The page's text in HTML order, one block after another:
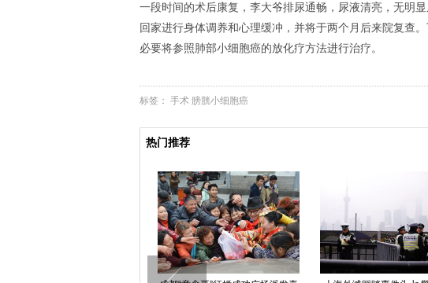
一段时间的术后康复，李大爷排尿通畅，尿液清亮，无明
回家进行身体调养和心理缓冲，并将于两个月后来院复查
必要将参照肺部小细胞癌的放化疗方法进行治疗。
标签： 手术 膀胱小细胞癌
热门推荐